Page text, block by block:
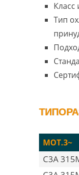
Класс
Тип
MOT.3~
C3A